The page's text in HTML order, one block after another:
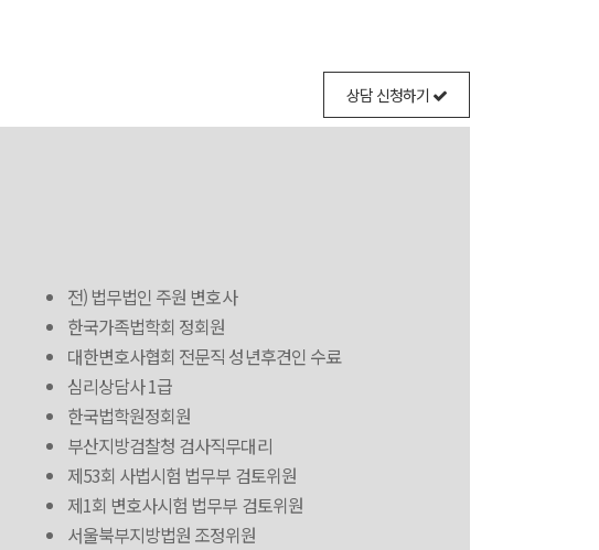
전) 법무법인 주원 변호사
한국가족법학회 정회원
대한변호사협회 전문직 성년후견인 수료
심리상담사 1급
한국법학원정회원
부산지방검찰청 검사직무대리
제53회 사법시험 법무부 검토위원
제1회 변호사시험 법무부 검토위원
서울북부지방법원 조정위원
상담 신청하기